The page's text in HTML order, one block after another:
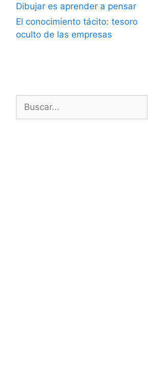
Dibujar es aprender a pensar
El conocimiento tácito: tesoro
oculto de las empresas